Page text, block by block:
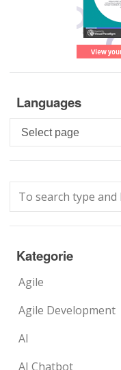
Languages
Languages
Kategorie
Agile
Agile Development
AI
AI Chatbot